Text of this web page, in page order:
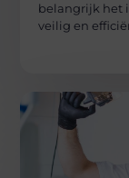
belangrijk het
veilig en